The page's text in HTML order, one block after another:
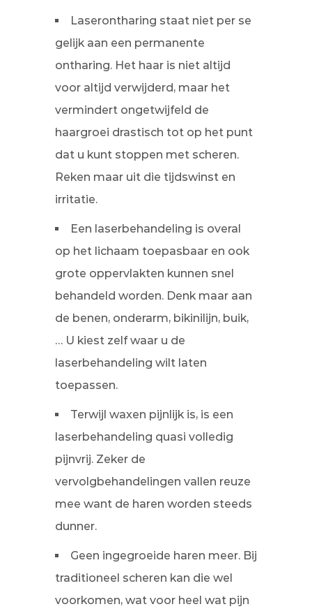
Laserontharing staat niet per se
gelijk aan een permanente
ontharing. Het haar is niet altijd
voor altijd verwijderd, maar het
vermindert ongetwijfeld de
haargroei drastisch tot op het punt
dat u kunt stoppen met scheren.
Reken maar uit die tijdswinst en
irritatie.
Een laserbehandeling is overal
op het lichaam toepasbaar en ook
grote oppervlakten kunnen snel
behandeld worden. Denk maar aan
de benen, onderarm, bikinilijn, buik,
… U kiest zelf waar u de
laserbehandeling wilt laten
toepassen.
Terwijl waxen pijnlijk is, is een
laserbehandeling quasi volledig
pijnvrij. Zeker de
vervolgbehandelingen vallen reuze
mee want de haren worden steeds
dunner.
Geen ingegroeide haren meer. Bij
traditioneel scheren kan die wel
voorkomen, wat voor heel wat pijn